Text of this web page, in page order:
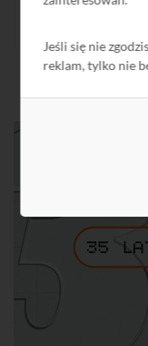
Jeśli się nie
reklam, tylko nie